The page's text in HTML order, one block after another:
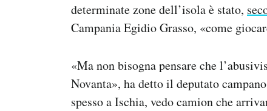
determinate zone dell’isola è stato,
Campania Egidio Grasso, «come
«Ma non bisogna pensare che
Novanta», ha detto il deputato
spesso a Ischia, vedo camion che